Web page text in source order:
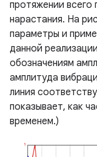
протяжении всего
нарастания. На
параметры и
данной
обозначениям
амплитуда
линия
показывает, как
временем.)